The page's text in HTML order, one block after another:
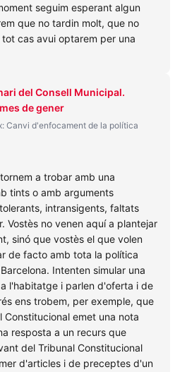
seguim esperant algun
que no tardin molt, que no
cas avui optarem per una
del Consell Municipal.
de gener
Canvi d'enfocament de la política
a trobar amb una
tints o amb arguments
intransigents, faltats
Vostès no venen aquí a plantejar
sinó que vostès el que volen
de facto amb tota la política
Intenten simular una
l'habitatge i parlen d'oferta i de
ens trobem, per exemple, que
Constitucional emet una nota
resposta a un recurs que
del Tribunal Constitucional
d'articles i de preceptes d'un